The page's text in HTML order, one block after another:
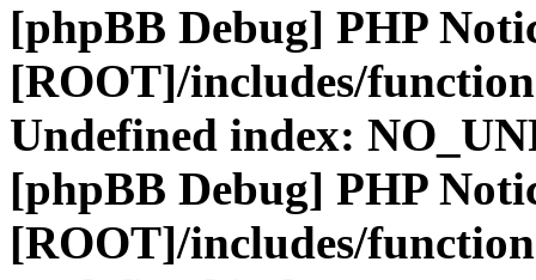
[phpBB Debug] PHP
[ROOT]/includes/
Undefined index:
[phpBB Debug] PHP
[ROOT]/includes/